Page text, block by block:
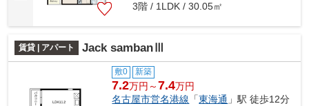
3階 / 1LDK / 30.05㎡
賃貸 | アパート Jack sambanⅢ
敷0 新築
7.2万円～7.4万円
名古屋市営名港線 「東海通 」駅 徒歩12分